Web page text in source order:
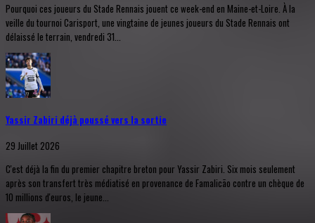
Pourquoi ces joueurs du Stade Rennais jouent ce week-end en Maine-et-Loire. À la
veille du tournoi Carisport, une vingtaine de jeunes joueurs du Stade Rennais ont
délaissé le terrain, vendredi 31...
Yassir Zabiri déjà poussé vers la sortie
29 Juillet 2026
C'est déjà la fin du premier chapitre breton pour Yassir Zabiri. Six mois seulement
après son transfert très médiatisé en provenance de Famalicão contre un chèque de
10 millions d'euros, le jeune...